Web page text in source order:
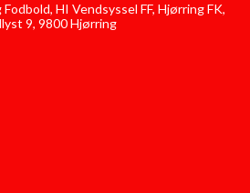
HI Vendsyssel FF, Hjørring FK,
9, 9800 Hjørring